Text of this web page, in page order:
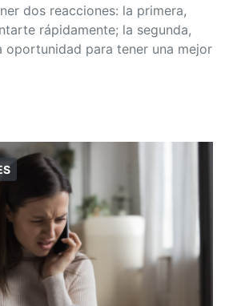
dos reacciones: la primera,
rápidamente; la segunda,
oportunidad para tener una mejor